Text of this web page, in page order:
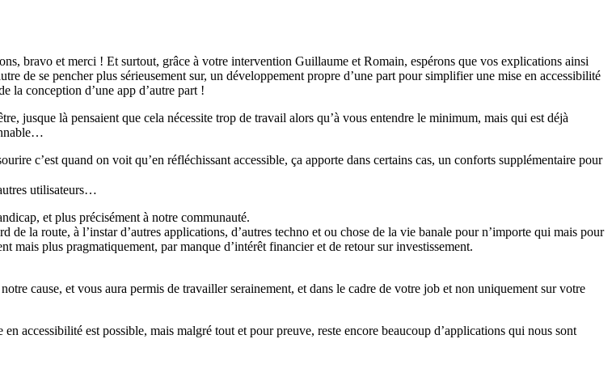
bravo et merci ! Et surtout, grâce à votre intervention Guillaume et Romain, espérons que vos explications ainsi
de se pencher plus sérieusement sur, un développement propre d’une part pour simplifier une mise en accessibilité
la conception d’une app d’autre part !
jusque là pensaient que cela nécessite trop de travail alors qu’à vous entendre le minimum, mais qui est déjà
c’est quand on voit qu’en réfléchissant accessible, ça apporte dans certains cas, un conforts supplémentaire pour
utilisateurs…
et plus précisément à notre communauté.
la route, à l’instar d’autres applications, d’autres techno et ou chose de la vie banale pour n’importe qui mais pour
plus pragmatiquement, par manque d’intérêt financier et de retour sur investissement.
cause, et vous aura permis de travailler serainement, et dans le cadre de votre job et non uniquement sur votre
accessibilité est possible, mais malgré tout et pour preuve, reste encore beaucoup d’applications qui nous sont